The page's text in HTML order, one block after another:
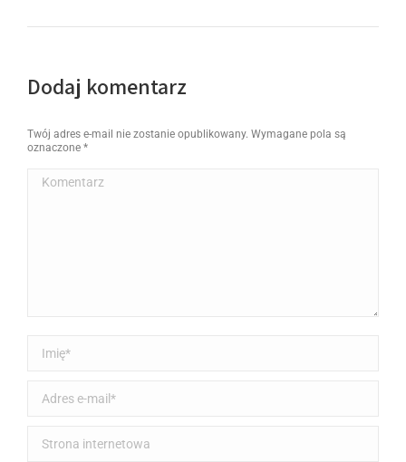
Dodaj komentarz
Twój adres e-mail nie zostanie opublikowany. Wymagane pola są
oznaczone *
Komentarz
Imię *
Adres e-mail *
Strona internetowa